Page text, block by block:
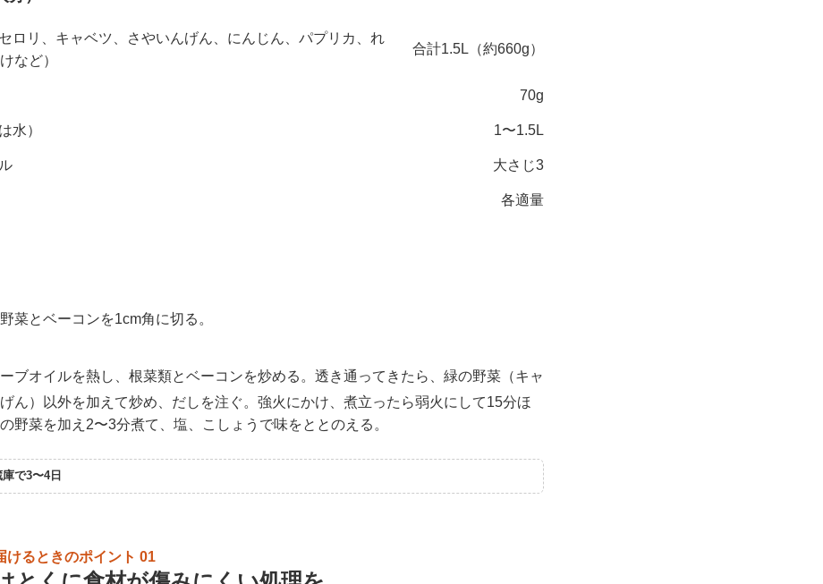
ロリ、キャベツ、さやいんげん、にんじん、パプリカ、れ
など）
合計1.5L（約660g）
70g
水） 1〜1.5L
大さじ3
各適量
菜とベーコンを1cm角に切る。
ブオイルを熱し、根菜類とベーコンを炒める。透き通ってきたら、緑の野菜（キャ
ん）以外を加えて炒め、だしを注ぐ。強火にかけ、煮立ったら弱火にして15分ほ
野菜を加え2〜3分煮て、塩、こしょうで味をととのえる。
で3〜4日
けるときのポイント 01